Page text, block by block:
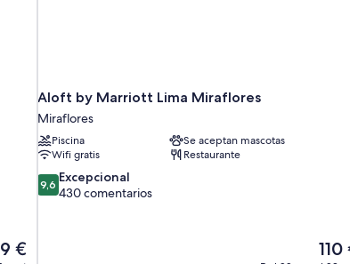
€
Aloft by Marriott Lima Miraflores
Miraflores
Piscina
Se aceptan mascotas
Wifi gratis
Restaurante
9.6
sobre
9,6 Excepcional
430 comentarios
El
110